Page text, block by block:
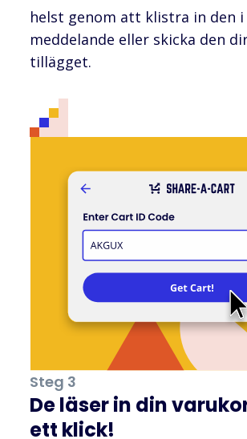
helst genom att klistra in den
meddelande eller skicka den
tillägget.
Steg 3
De läser in din
ett klick!